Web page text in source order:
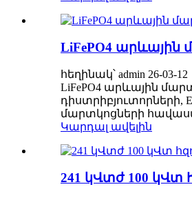
LiFePO4
հեղինակ՝ admin 26-03-12
LiFePO4 արևային
մարտկոցների
Կարդալ ավելին
241 կՎտժ 100